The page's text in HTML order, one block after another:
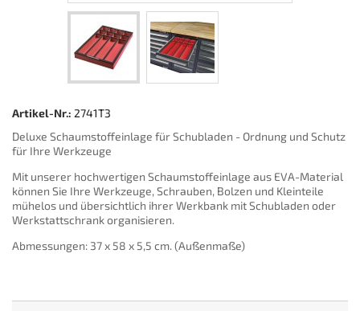
Artikel-Nr.: 2741T3
Deluxe Schaumstoffeinlage für Schubladen - Ordnung und Schutz
für Ihre Werkzeuge
Mit unserer hochwertigen Schaumstoffeinlage aus EVA-Material
können Sie Ihre Werkzeuge, Schrauben, Bolzen und Kleinteile
mühelos und übersichtlich ihrer Werkbank mit Schubladen oder
Werkstattschrank organisieren.
Abmessungen: 37 x 58 x 5,5 cm. (Außenmaße)